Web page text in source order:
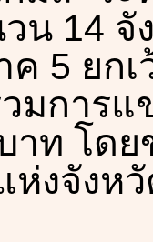
น 14
ค 5 ยก
มการแ
าท โด
งจังห